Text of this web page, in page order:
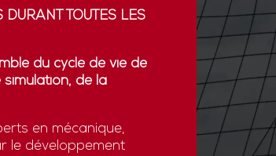
TOUTES LES
du cycle de vie de
de la
en mécanique,
le développement
GDI
La
l’export.